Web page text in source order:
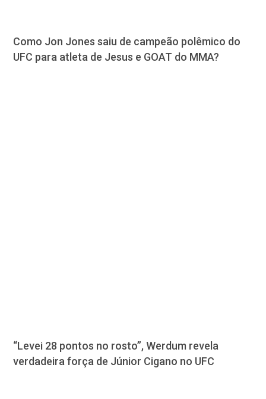
Como Jon Jones saiu de campeão polêmico do
UFC para atleta de Jesus e GOAT do MMA?
“Levei 28 pontos no rosto”, Werdum revela
verdadeira força de Júnior Cigano no UFC